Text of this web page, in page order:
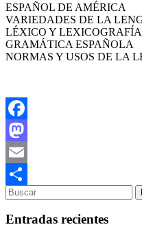
ESPAÑOL DE AMÉRICA
VARIEDADES DE LA
LÉXICO Y
GRAMÁTICA ESPAÑOLA
NORMAS Y USOS DE LA
Facebook
Mastodon
Email
Compartir
Entradas recientes